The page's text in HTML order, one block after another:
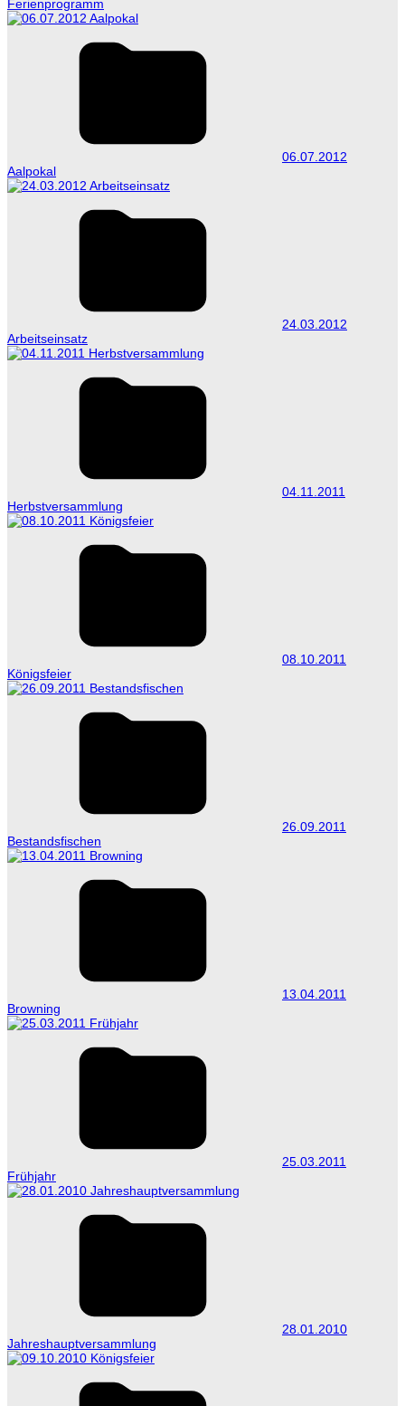
Ferienprogramm
06.07.2012
Aalpokal
24.03.2012
Arbeitseinsatz
04.11.2011
Herbstversammlung
08.10.2011
Königsfeier
26.09.2011
Bestandsfischen
13.04.2011
Browning
25.03.2011
Frühjahr
28.01.2010
Jahreshauptversammlung